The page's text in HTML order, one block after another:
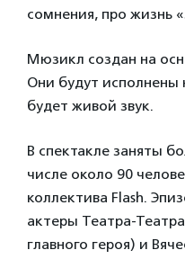
сомнения, про жизнь
Мюзикл создан на
Они будут исполнены
будет живой звук.
В спектакле заняты
числе около 90
коллектива Flash.
актеры Театра-
главного героя) и